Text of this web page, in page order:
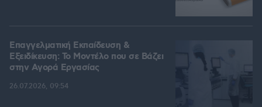
Επαγγελματική Εκπαίδευση &
Εξειδίκευση: Το Mοντέλο που σε Bάζει
στην Aγορά Eργασίας
26.07.2026, 09:54